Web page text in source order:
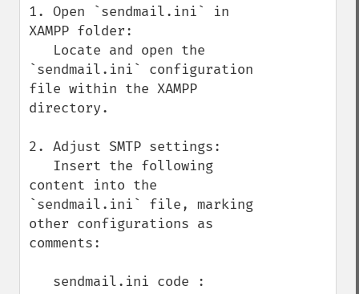
1. Open `sendmail.ini` in
XAMPP folder:
`sendmail.ini` configuration
file within the XAMPP
directory.
2. Adjust SMTP settings:
content into the
`sendmail.ini` file, marking
other configurations as
comments: